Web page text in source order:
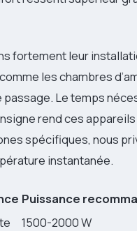
fortement leur
les chambres
Le temps
rend ces
spécifiques, nous
instantanée.
Puissance
1500-2000 W